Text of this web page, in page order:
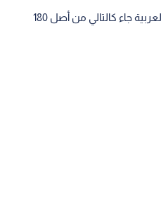
ووفقا للدراسة فإن ترتيب الدول العربية جاء كالتالي من أصل 180